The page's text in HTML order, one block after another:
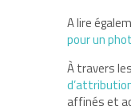
A lire
pour un
À travers
affinés et